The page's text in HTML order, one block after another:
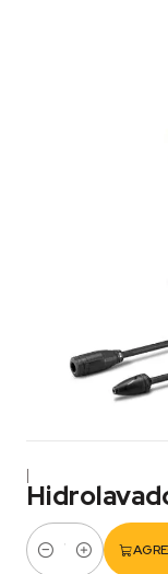
|
Cantidad